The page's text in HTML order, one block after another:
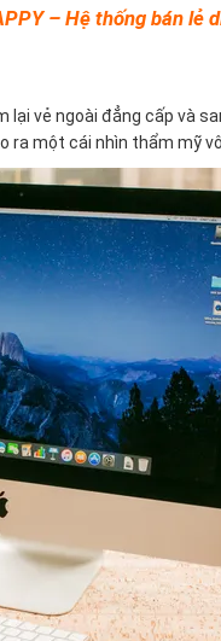
– Hệ thống bán lẻ
vẻ ngoài đẳng cấp và
ra một cái nhìn thẩm mỹ